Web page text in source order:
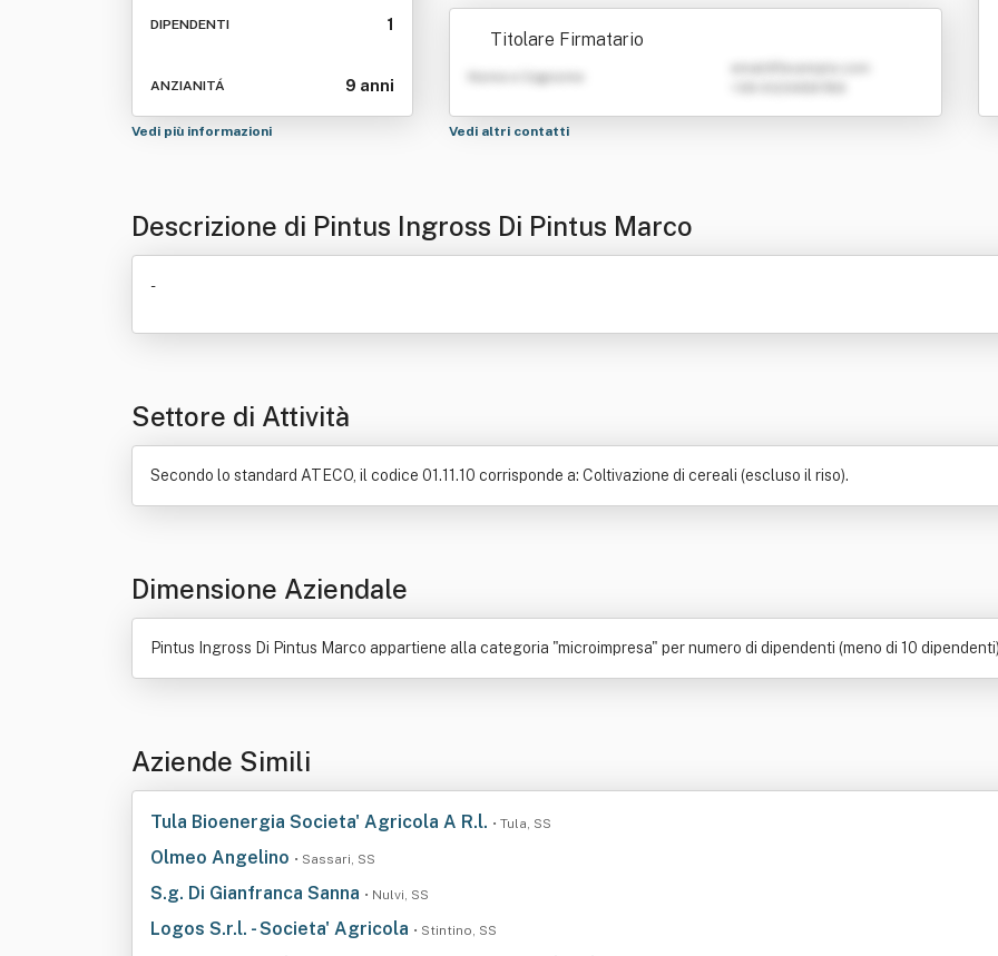
DIPENDENTI 1
ANZIANITÁ 9 anni
Vedi più informazioni
co
Titolare Firmatario
Nome e Cognome
Vedi altri contatti
Descrizione di Pintus Ingross Di Pintus Marco
-
Settore di Attività
Secondo lo standard ATECO, il codice 01.11.10 corrisponde a: Coltivazione di cereali (escluso il riso).
Dimensione Aziendale
Pintus Ingross Di Pintus Marco appartiene alla categoria "microimpresa" per numero di dipendenti (meno di 10
Aziende Simili
Tula Bioenergia Societa' Agricola A R.l. • Tula, SS
Olmeo Angelino • Sassari, SS
S.g. Di Gianfranca Sanna • Nulvi, SS
Logos S.r.l. - Societa' Agricola • Stintino, SS